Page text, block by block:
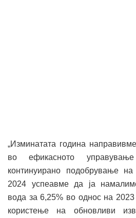
„Изминатата година
во ефикасното
континуирано подобрување
2024 успеавме да ја
вода за 6,25% во однос на
користење на обновливи